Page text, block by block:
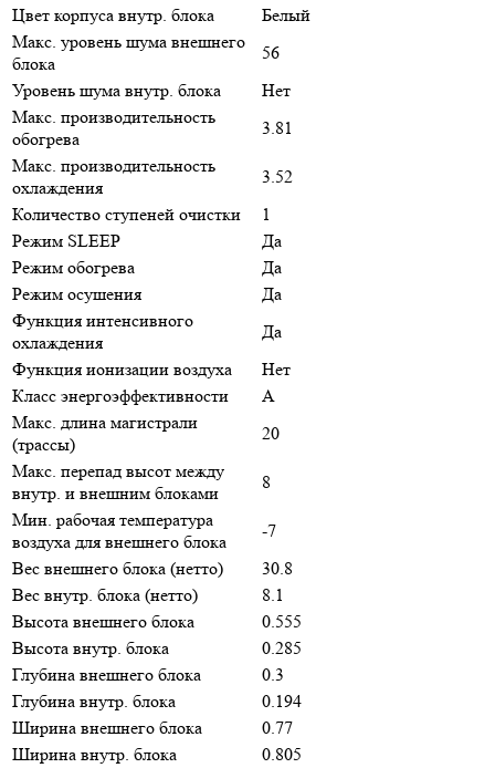
Цвет корпуса внутр. блока
Белый
Макс. уровень шума внешнего
блока
56
Уровень шума внутр. блока
Нет
Макс. производительность
обогрева
3.81
Макс. производительность
охлаждения
3.52
Количество ступеней очистки
1
Режим SLEEP
Да
Режим обогрева
Да
Режим осушения
Да
Функция интенсивного
охлаждения
Да
Функция ионизации воздуха
Нет
Класс энергоэффективности
A
Макс. длина магистрали
(трассы)
20
Макс. перепад высот между
внутр. и внешним блоками
8
Мин. рабочая температура
воздуха для внешнего блока
-7
Вес внешнего блока (нетто)
30.8
Вес внутр. блока (нетто)
8.1
Высота внешнего блока
0.555
Высота внутр. блока
0.285
Глубина внешнего блока
0.3
Глубина внутр. блока
0.194
Ширина внешнего блока
0.77
Ширина внутр. блока
0.805